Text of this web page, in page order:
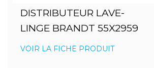
DISTRIBUTEUR LAVE-
LINGE BRANDT 55X2959
VOIR LA FICHE PRODUIT